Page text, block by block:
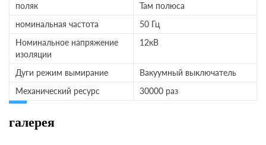
поляк
Там полюса
номинальная частота
50 Гц
Номинальное напряжение
изоляции
12кВ
Дуги режим вымирание
Вакуумный выключатель
Механический ресурс
30000 раз
галерея